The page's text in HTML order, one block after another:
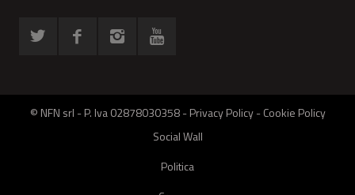
© NFN srl - P. Iva 02878030358 -Privacy Policy-Cookie Policy
Social Wall
Politica